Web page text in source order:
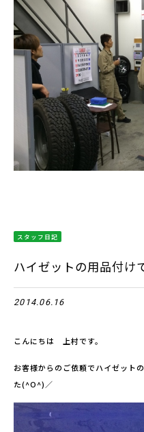
スタッフ日記
ハイゼットの用品付け
2014.06.16
こんにちは 上村です。
お客様からのご依頼でハイゼット
た(^O^)／